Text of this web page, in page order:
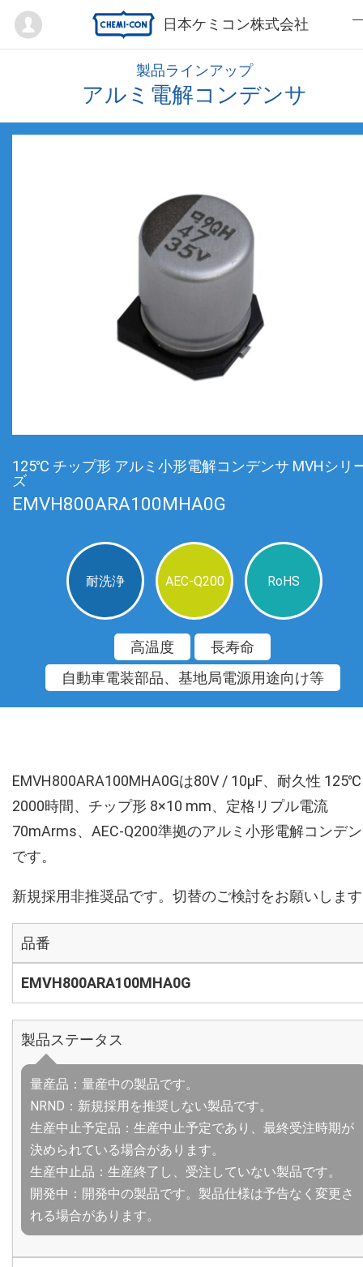
日本ケミコン株式会社
Mypage
製品ラインアップ
アルミ電解コンデンサ
125℃ チップ形 アルミ小形電解コンデンサ MVHシリ
ズ
EMVH800ARA100MHA0G
耐洗浄 AEC-Q200 RoHS
高温度
長寿命
自動車電装部品、基地局電源用途向け等
EMVH800ARA100MHA0Gは80V / 10µF、耐久性 125℃
2000時間、チップ形 8×10 mm、定格リプル電流
70mArms、AEC-Q200準拠のアルミ小形電解コンデ
です。
新規採用非推奨品です。切替のご検討をお願いしま
品番
EMVH800ARA100MHA0G
製品ステータス
量産品：量産中の製品です。
NRND：新規採用を推奨しない製品です。
生産中止予定品：生産中止予定であり、最終受注時期が
決められている場合があります。
生産中止品：生産終了し、受注していない製品です。
開発中：開発中の製品です。製品仕様は予告なく変更さ
れる場合があります。